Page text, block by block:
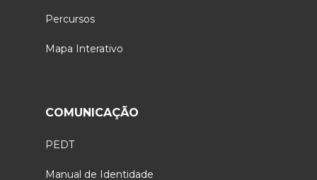
Percursos
Mapa Interativo
COMUNICAÇÃO
PEDT
Manual de Identidade